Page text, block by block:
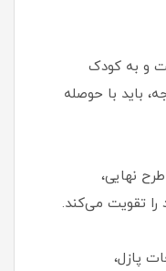
و به کودک
باید با حوصله
نهایی،
را تقویت می‌کند.
پازل،